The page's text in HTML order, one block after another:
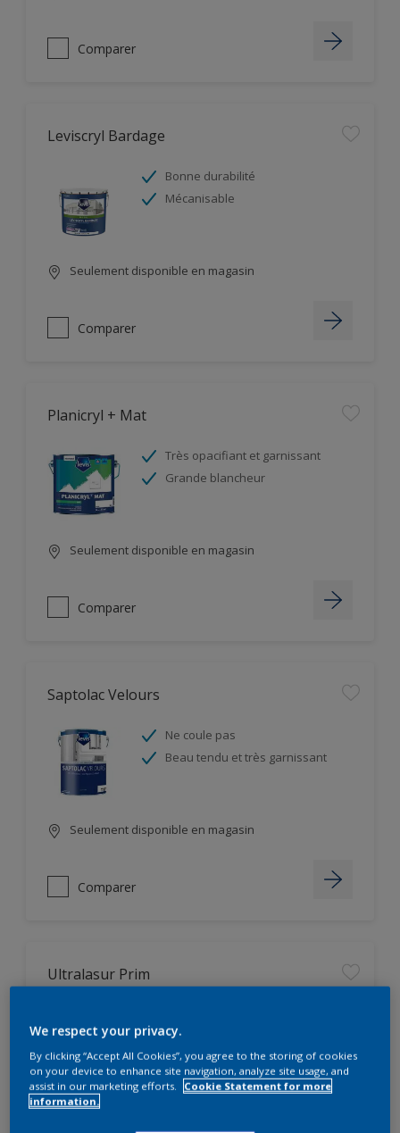
Comparer
Leviscryl Bardage
Bonne durabilité
Mécanisable
Seulement disponible en magasin
Comparer
Planicryl + Mat
Très opacifiant et garnissant
Grande blancheur
Seulement disponible en magasin
Comparer
Saptolac Velours
Ne coule pas
Beau tendu et très garnissant
Seulement disponible en magasin
Comparer
Ultralasur Prim
Ne coule pas
Seulement disponible en magasin
We respect your privacy.
By clicking “Accept All Cookies”, you agree to the storing of cookies
on your device to enhance site navigation, analyze site usage, and
assist in our marketing efforts.
Cookie Statement for more
information.